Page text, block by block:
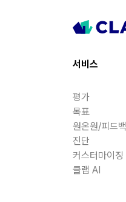
서비스
평가
목표
원온원/피드백
진단
커스터마이징
클랩 AI